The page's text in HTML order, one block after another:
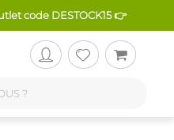
code DESTOCK15 👉